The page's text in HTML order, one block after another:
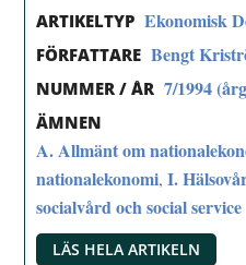
ARTIKELTYP Ekonomisk
FÖRFATTARE Bengt
NUMMER / ÅR 7/1994
ÄMNEN
A. Allmänt om
nationalekonomi,I.
socialvård och social service
LÄS HELA ARTIKELN